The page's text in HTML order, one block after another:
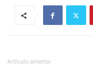
Artículo anterior